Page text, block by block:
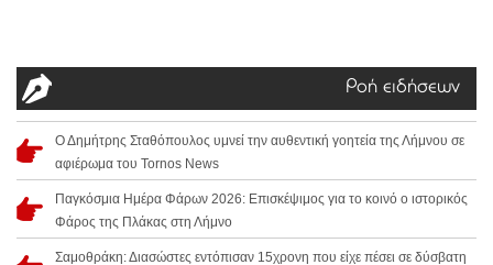
Ροή ειδήσεων
Ο Δημήτρης Σταθόπουλος υμνεί την αυθεντική γοητεία της Λήμνου σε
αφιέρωμα του Tornos News
Παγκόσμια Ημέρα Φάρων 2026: Επισκέψιμος για το κοινό ο ιστορικός
Φάρος της Πλάκας στη Λήμνο
Σαμοθράκη: Διασώστες εντόπισαν 15χρονη που είχε πέσει σε δύσβατη